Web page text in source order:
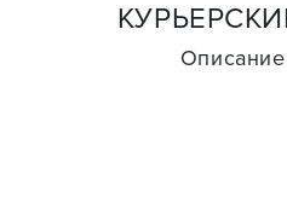
Описание